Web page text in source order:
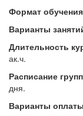
Формат
Варианты
Длительность
ак.ч.
Расписание
дня.
Варианты